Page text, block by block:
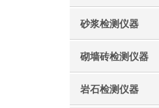
砂浆检测仪器
砌墙砖检测仪器
岩石检测仪器